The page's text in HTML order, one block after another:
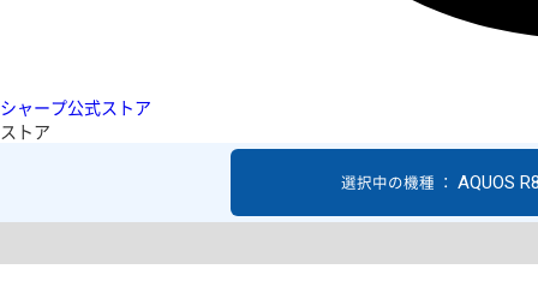
シャープ公式ストア
ストア
選択中の機種 ： AQUOS